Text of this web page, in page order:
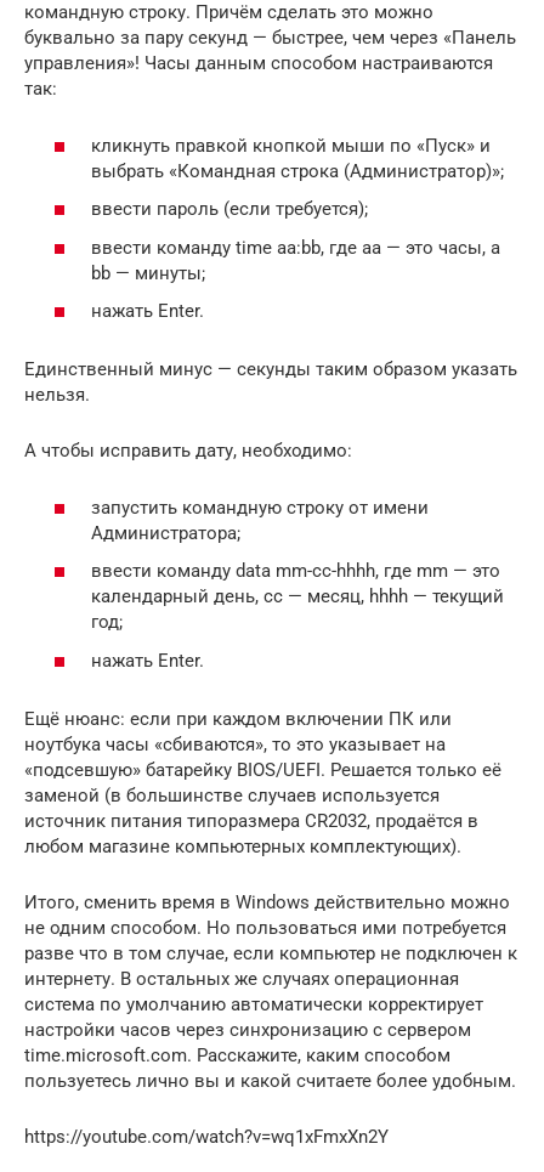
командную строку. Причём сделать это можно
буквально за пару секунд — быстрее, чем через «Панель
управления»! Часы данным способом настраиваются
так:
кликнуть правкой кнопкой мыши по «Пуск» и
выбрать «Командная строка (Администратор)»;
ввести пароль (если требуется);
ввести команду time aa:bb, где aa — это часы, а
bb — минуты;
нажать Enter.
Единственный минус — секунды таким образом указать
нельзя.
А чтобы исправить дату, необходимо:
запустить командную строку от имени
Администратора;
ввести команду data mm-cc-hhhh, где mm — это
календарный день, cc — месяц, hhhh — текущий
год;
нажать Enter.
Ещё нюанс: если при каждом включении ПК или
ноутбука часы «сбиваются», то это указывает на
«подсевшую» батарейку BIOS/UEFI. Решается только её
заменой (в большинстве случаев используется
источник питания типоразмера CR2032, продаётся в
любом магазине компьютерных комплектующих).
Итого, сменить время в Windows действительно можно
не одним способом. Но пользоваться ими потребуется
разве что в том случае, если компьютер не подключен к
интернету. В остальных же случаях операционная
система по умолчанию автоматически корректирует
настройки часов через синхронизацию с сервером
time.microsoft.com. Расскажите, каким способом
пользуетесь лично вы и какой считаете более удобным.
https://youtube.com/watch?v=wq1xFmxXn2Y